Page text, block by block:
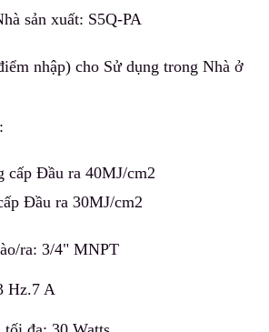
sản xuất: S5Q-PA
nhập) cho Sử dụng trong Nhà ở
cấp Đầu ra 40MJ/cm2
Đầu ra 30MJ/cm2
ra: 3/4" MNPT
Hz.7 A